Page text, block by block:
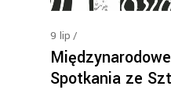
9 lip
Spotkania ze